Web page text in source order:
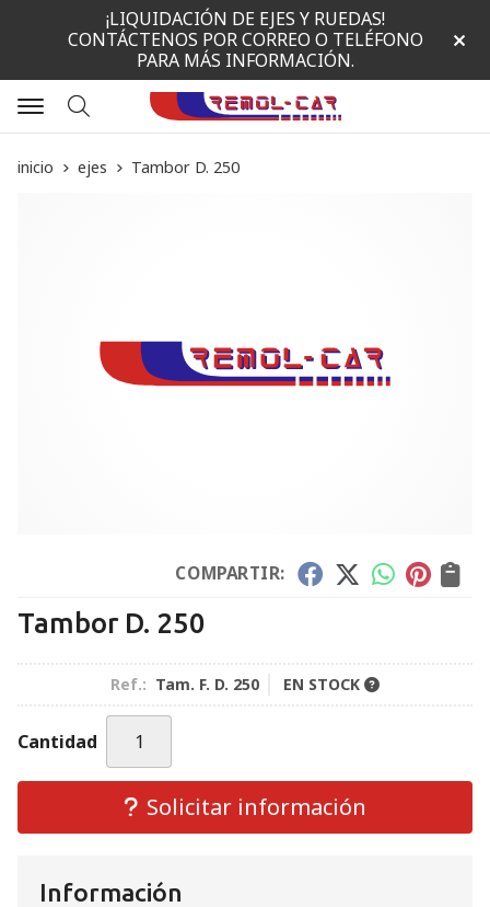
¡LIQUIDACIÓN DE EJES Y RUEDAS!
CONTÁCTENOS POR CORREO O TELÉFONO
PARA MÁS INFORMACIÓN.
Buscar
inicio ejes Tambor D. 250
COMPARTIR:
Tambor D. 250
Ref.: Tam. F. D. 250 EN STOCK
Cantidad
Solicitar información
Información